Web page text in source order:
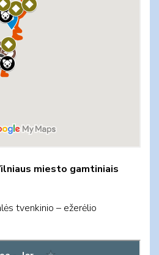
miesto gamtiniais
tvenkinio – ežerėlio